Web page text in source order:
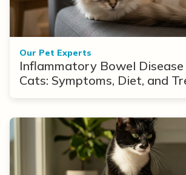
Our Pet Experts
Inflammatory Bowel Disease
Cats: Symptoms, Diet, and